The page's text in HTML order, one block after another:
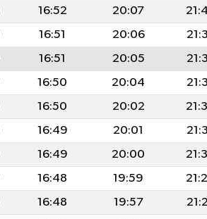
16:52 20:07
16:51 20:06
16:51 20:05
16:50 20:04
16:50 20:02
16:49 20:01
16:49 20:00
16:48 19:59
16:48 19:57